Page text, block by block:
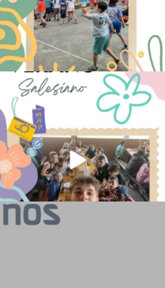
viviendo la alegría en el campamento
...